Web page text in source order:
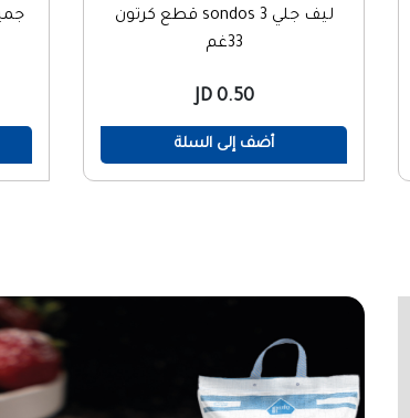
ليف جلي sondos 3 قطع كرتون
33غم
0.50 JD
أضف إلى السلة